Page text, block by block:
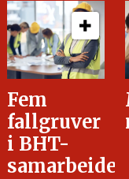
Motor for